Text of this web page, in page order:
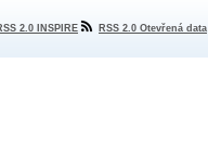
2.0 INSPIRE RSS 2.0 Otevřená data